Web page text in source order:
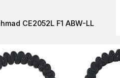
CE2052L F1 ABW-LL